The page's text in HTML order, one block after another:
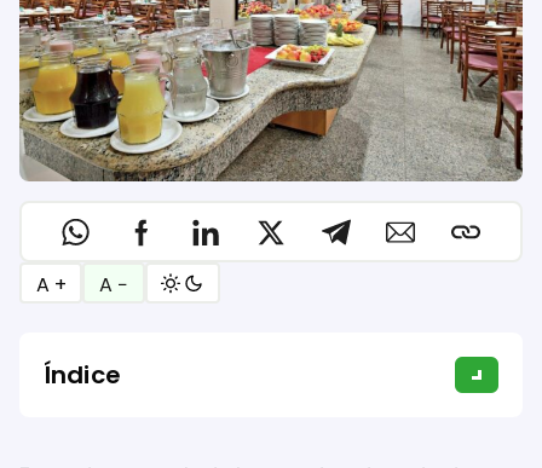
A + A −
Índice